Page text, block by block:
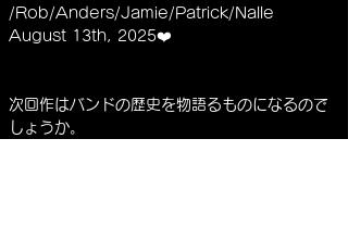
/Rob/Anders/Jamie/Patrick/Nalle
August 13th, 2025❤️
次回作はバンドの歴史を物語るものになるので
しょうか。